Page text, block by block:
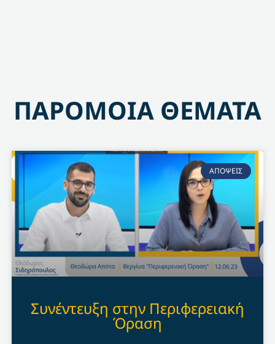
ΠΑΡΟΜΟΙΑ ΘΕΜΑΤΑ
ΑΠΟΨΕΙΣ
Συνέντευξη στην Περιφερειακή
Όραση